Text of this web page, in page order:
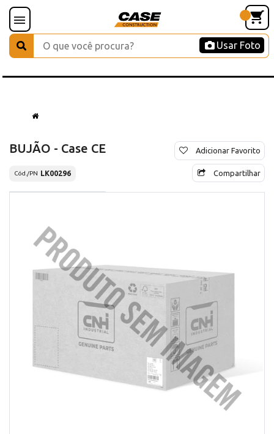
Usar Foto
BUJÃO - Case CE
Cód./PN LK00296
Adicionar Favorito
Compartilhar